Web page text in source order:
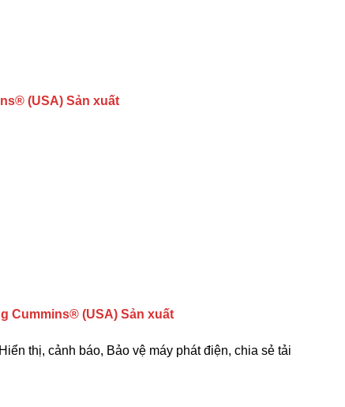
(USA) Sản xuất
Cummins® (USA) Sản xuất
thị, cảnh báo, Bảo vệ máy phát điện, chia sẻ tải